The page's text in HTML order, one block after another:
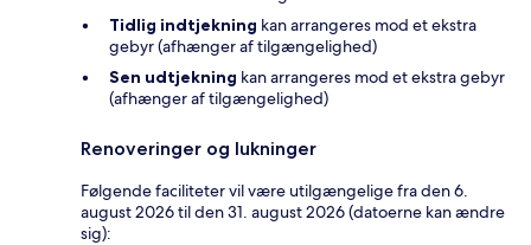
Tidlig indtjekning kan arrangeres mod et ekstra
gebyr (afhænger af tilgængelighed)
Sen udtjekning kan arrangeres mod et ekstra gebyr
(afhænger af tilgængelighed)
Renoveringer og lukninger
Følgende faciliteter vil være utilgængelige fra den 6.
august 2026 til den 31. august 2026 (datoerne kan ændre
sig):